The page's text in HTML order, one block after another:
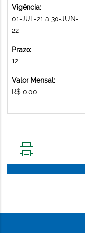
Vigência:
01-JUL-21 a 30-JUN-
22
Prazo:
12
Valor Mensal:
R$ 0.00
PÁGINA